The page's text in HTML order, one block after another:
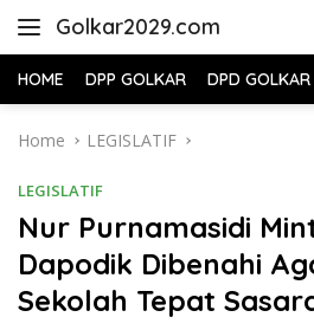
Golkar2029.com
HOME DPP GOLKAR DPD GOLKAR
Home LEGISLATIF
LEGISLATIF
Nur Purnamasidi
Dapodik Dibenahi
Sekolah Tepat